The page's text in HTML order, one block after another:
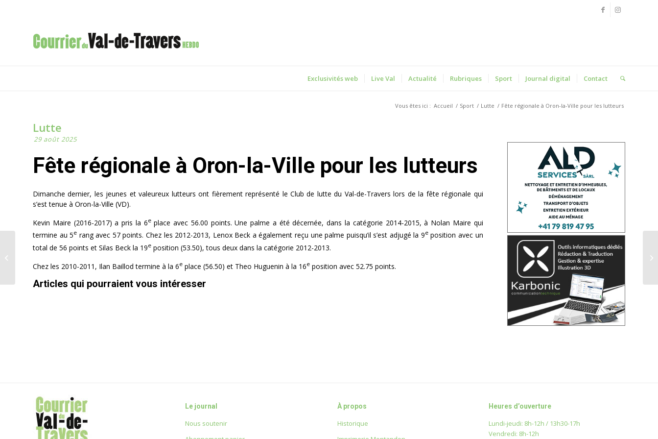
Exclusivités web Live Val Actualité Rubriques Sport Journal digital Contact
Vous êtes ici : Accueil / Sport / Lutte / Fête régionale à Oron-la-Ville pour les lutteurs
Lutte
29 août 2025
Fête régionale à Oron-la-Ville pour les lutteurs
Dimanche dernier, les jeunes et valeureux lutteurs ont fièrement représenté le Club de lutte du Val-de-Travers lors de la fête régionale qui
s’est tenue à Oron-la-Ville (VD).
Kevin Maire (2016-2017) a pris la 6eplace avec 56.00 points. Une palme a été décernée, dans la catégorie 2014-2015, à Nolan Maire qui
termine au 5e rang avec 57 points. Chez les 2012-2013, Lenox Beck a également reçu une palme puisqu’il s’est adjugé la 9eposition avec un
total de 56 points et Silas Beck la 19e position (53.50), tous deux dans la catégorie 2012-2013.
Chez les 2010-2011, Ilan Baillod termine à la 6e place (56.50) et Theo Huguenin à la 16e position avec 52.75 points.
Articles qui pourraient vous intéresser
Le journal
Nous soutenir
À propos
Historique
Heures d’ouverture
Lundi-jeudi: 8h-12h / 13h30-17h
Vendredi: 8h-12h
Les Bréviniers font
Coupe